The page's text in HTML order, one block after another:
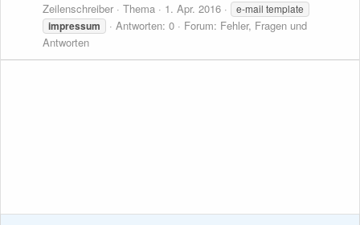
Zeilenschreiber
Thema 1. Apr. 2016 e-mail template
impressum Antworten: 0 Forum: Fehler, Fragen und
Antworten